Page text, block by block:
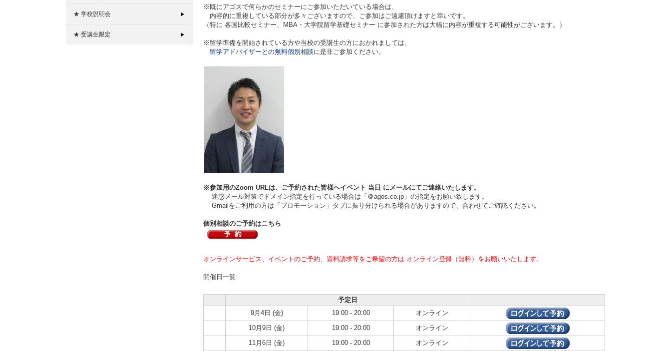
★ 学校説明会
★ 受講生限定
※既にアゴスで何らかのセミナーにご参加いただいている場合は、
内容的に重複している部分が多々ございますので、ご参加はご遠慮頂けますと幸いです。
（特に 各国比較セミナー、MBA・大学院留学基礎セミナー に参加された方は大幅に内容が重複する可能性がございます。）
※留学準備を開始されている方や当校の受講生の方におかれましては、
留学アドバイザーとの無料個別相談に是非ご参加ください。
※参加用のZoom URLは、ご予約された皆様へイベント 当日 にメールにてご連絡いたします。
迷惑メール対策でドメイン指定を行っている場合は「＠agos.co.jp」の指定をお願い致します。
Gmailをご利用の方は「プロモーション」タブに振り分けられる場合がありますので、合わせてご確認ください。
個別相談のご予約はこちら
オンラインサービス、イベントのご予約、資料請求等をご希望の方は オンライン登録（無料）をお願いいたします。
開催日一覧:
予定日
9月4日 (金)
19:00 - 20:00
オンライン
10月9日 (金)
19:00 - 20:00
オンライン
11月6日 (金)
19:00 - 20:00 オンライン